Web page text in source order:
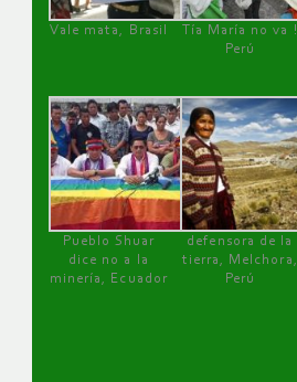
Vale mata, Brasil
Tía María no va !
Perú
Pueblo Shuar
dice no a la
minería, Ecuador
defensora de la
tierra, Melchora,
Perú